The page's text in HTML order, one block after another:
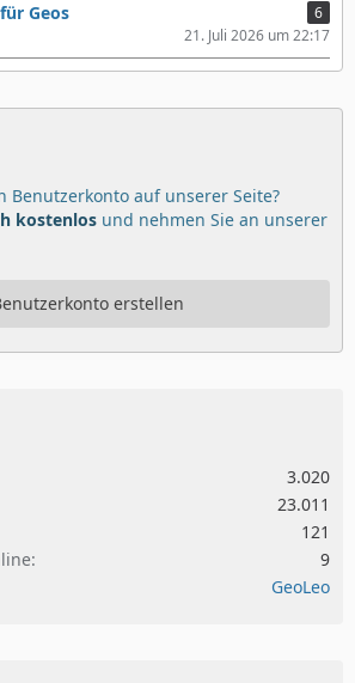
Geos
6
21. Juli 2026 um 22:17
Benutzerkonto auf unserer Seite?
kostenlos und nehmen Sie an unserer
erstellen
3.020
23.011
121
9
GeoLeo